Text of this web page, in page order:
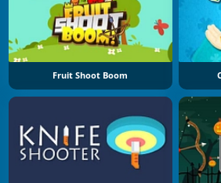
Fruit Shoot Boom